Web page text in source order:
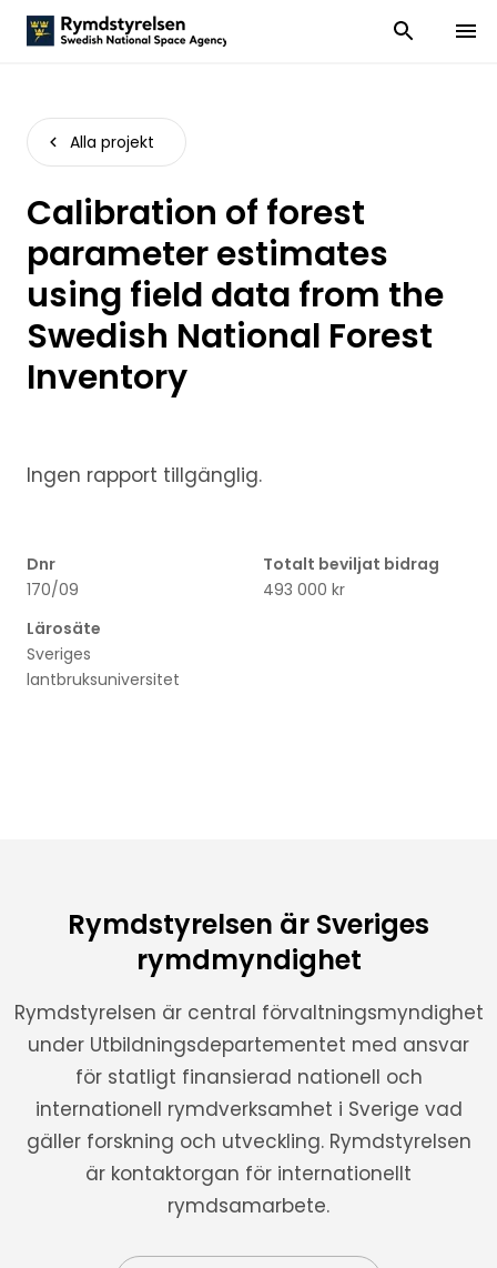
Visa och dölj
Visa
Alla projekt
Calibration of forest
parameter estimates
using field data from the
Swedish National Forest
Inventory
Ingen rapport tillgänglig.
Dnr
170/09
Lärosäte
Sveriges
lantbruksuniversitet
Totalt beviljat bidrag
493 000 kr
Rymdstyrelsen är Sveriges
rymdmyndighet
Rymdstyrelsen är central förvaltningsmyndighet
under Utbildningsdepartementet med ansvar
för statligt finansierad nationell och
internationell rymdverksamhet i Sverige vad
gäller forskning och utveckling. Rymdstyrelsen
är kontaktorgan för internationellt
rymdsamarbete.